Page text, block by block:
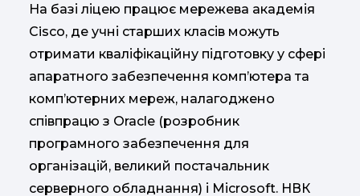
На базі ліцею працює мережева академія
Cisco, де учні старших класів можуть
отримати кваліфікаційну підготовку у сфері
апаратного забезпечення комп’ютера та
комп’ютерних мереж, налагоджено
співпрацю з Oracle (розробник
програмного забезпечення для
організацій, великий постачальник
серверного обладнання) і Mіcrosoft. НВК